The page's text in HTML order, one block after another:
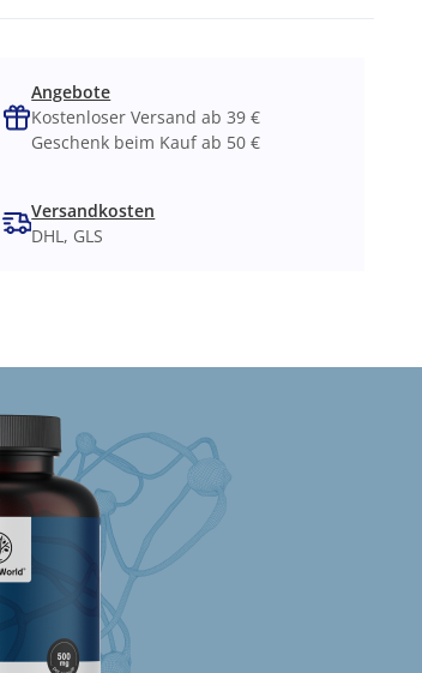
Angebote
Kostenloser Versand ab 39 €
Geschenk beim Kauf ab 50 €
Versandkosten
DHL, GLS